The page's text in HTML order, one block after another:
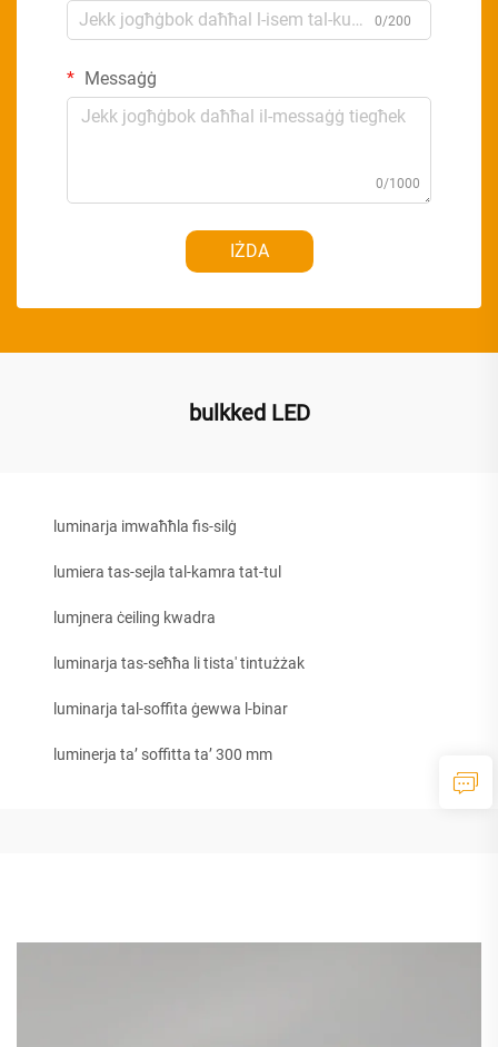
0/200
Messaġġ
0/1000
IŻDA
bulkked LED
luminarja imwaħħla fis-silġ
lumiera tas-sejla tal-kamra tat-tul
lumjnera ċeiling kwadra
luminarja tas-seħħa li tista' tintużżak
luminarja tal-soffita ġewwa l-binar
luminerja ta’ soffitta ta’ 300 mm